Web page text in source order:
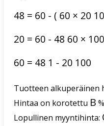
48 = 60 - ( 60 × 20
20 = 60 - 48 60 × 100
60 = 48 1 - 20 100
Tuotteen alkuperäinen
Hintaa on korotettu B %
Lopullinen myyntihinta: